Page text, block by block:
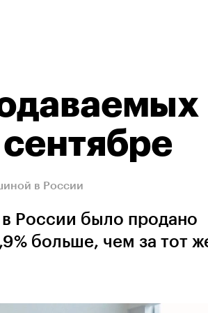
в России
России было продано
больше, чем за тот